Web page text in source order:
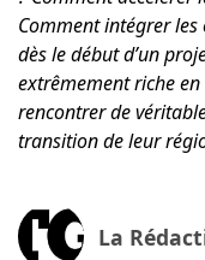
Comment intégrer
dès le début d’un
extrêmement riche
rencontrer de
transition de leur
La